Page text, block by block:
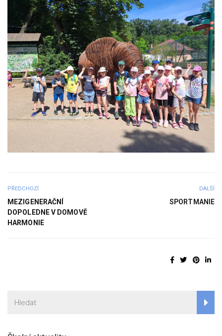
PŘEDCHOZÍ
MEZIGENERAČNÍ
DOPOLEDNE V DOMOVĚ
HARMONIE
DALŠÍ
SPORTMANIE